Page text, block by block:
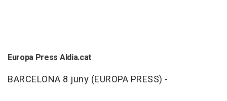
Europa Press Aldia.cat
BARCELONA 8 juny (EUROPA PRESS) -